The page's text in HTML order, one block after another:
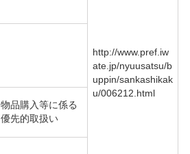
http://www.pref.iw
ate.jp/nyuusatsu/b
uppin/sankashikak
u/006212.html
物品購入等に係る
優先的取扱い